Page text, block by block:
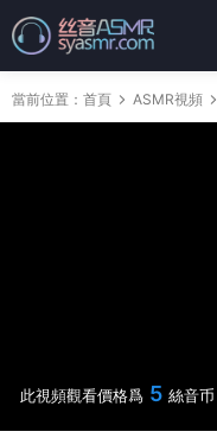
當前位置： 首頁 ASMR視頻
此視頻觀看價格爲 5 絲音币